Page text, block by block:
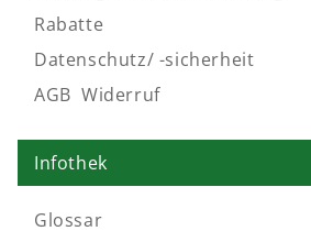
Rabatte
Datenschutz/ -sicherheit
AGB ,Widerruf
Infothek
Glossar